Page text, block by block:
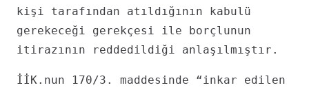
kişi tarafından atıldığının kabulü
gerekeceği gerekçesi ile borçlunun
itirazının reddedildiği anlaşılmıştır.
İİK.nun 170/3. maddesinde “inkar edilen